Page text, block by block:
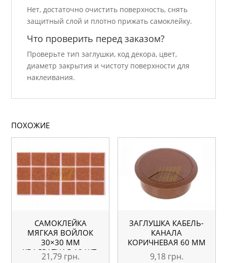
Нет, достаточно очистить поверхность, снять
защитный слой и плотно прижать самоклейку.
Что проверить перед заказом?
Проверьте тип заглушки, код декора, цвет,
диаметр закрытия и чистоту поверхности для
наклеивания.
ПОХОЖИЕ
САМОКЛЕЙКА
МЯГКАЯ ВОЙЛОК
30×30 ММ
КВАДРАТНАЯ 18 ШТ.
21,79 грн.
ЗАГЛУШКА КАБЕЛЬ-
КАНАЛА
КОРИЧНЕВАЯ 60 ММ
9,18 грн.